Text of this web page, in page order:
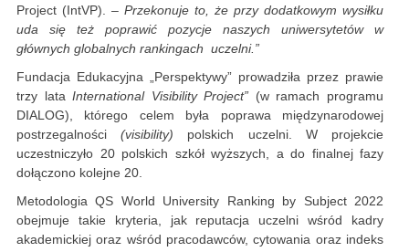
Project (IntVP). – Przekonuje to, że przy dodatkowym wysiłku
uda się też poprawić pozycje naszych uniwersytetów w
głównych globalnych rankingach uczelni.”
Fundacja Edukacyjna „Perspektywy” prowadziła przez prawie
trzy lataInternational Visibility Project” (w ramach programu
DIALOG), którego celem była poprawa międzynarodowej
postrzegalności(visibility) polskich uczelni. W projekcie
uczestniczyło 20 polskich szkół wyższych, a do finalnej fazy
dołączono kolejne 20.
Metodologia QS World University Ranking by Subject 2022
obejmuje takie kryteria, jak reputacja uczelni wśród kadry
akademickiej oraz wśród pracodawców, cytowania oraz indeks